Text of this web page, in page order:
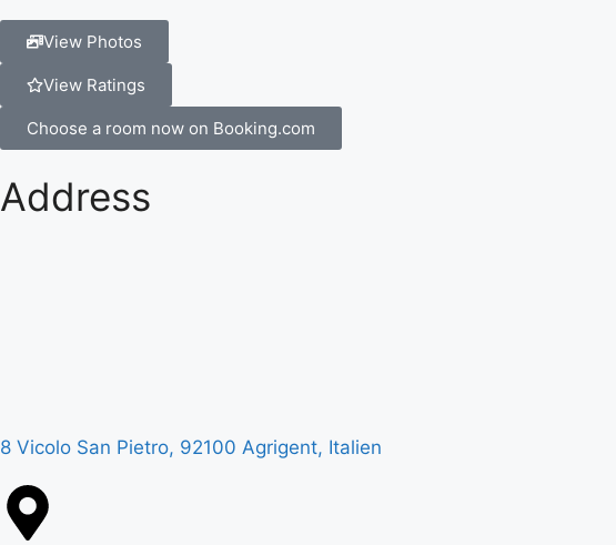
View Photos
View Ratings
Choose a room now on Booking.com
Address
8 Vicolo San Pietro, 92100 Agrigent, Italien